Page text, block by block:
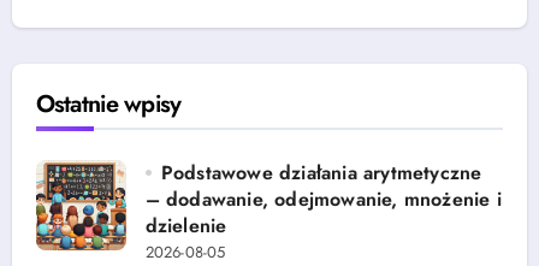
Ostatnie wpisy
Podstawowe działania arytmetyczne
– dodawanie, odejmowanie, mnożenie i
dzielenie
2026-08-05